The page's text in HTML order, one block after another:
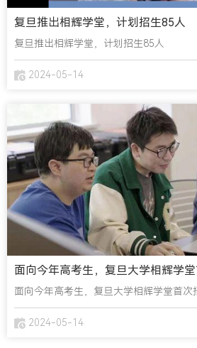
复旦推出相辉学堂，计划招生85人
复旦推出相辉学堂，计划招生85人
2024-05-14
面向今年高考生，复旦大学相辉学
面向今年高考生，复旦大学相辉学堂首次
2024-05-14